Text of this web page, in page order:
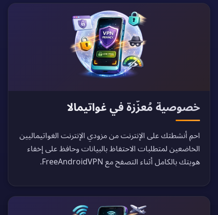
خصوصية مُعزّزة في غواتيمالا
احمِ أنشطتك على الإنترنت من مزودي الإنترنت الغواتيماليين
الخاضعين لمتطلبات الاحتفاظ بالبيانات وحافظ على إخفاء
هويتك بالكامل أثناء التصفح مع FreeAndroidVPN.